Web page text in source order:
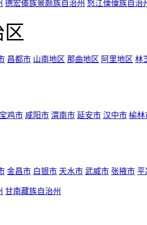
德宏傣族景颇族自治州 怒江傈僳族自治
区
昌都市 山南地区 那曲地区 阿里地区 林
宝鸡市 咸阳市 渭南市 延安市 汉中市 榆林
金昌市 白银市 天水市 武威市 张掖市 平
甘南藏族自治州